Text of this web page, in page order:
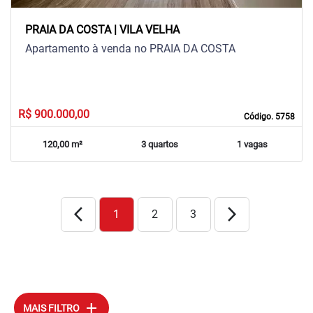
MAIS FILTRO add
PRAIA DA COSTA | VILA VELHA
Código. 5758
Apartamento à venda no PRAIA DA COSTA
R$ 900.000,00
120,00 m² 3 quartos 1 vagas
arrow_back_ios_new 1 2 3 arrow_forward_ios